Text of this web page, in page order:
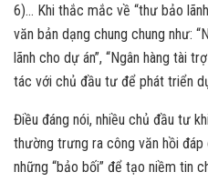
6)… Khi thắc mắc về “thư bảo
văn bản dạng chung chung như:
lãnh cho dự án”, “Ngân hàng tài
tác với chủ đầu tư để phát triển
Điều đáng nói, nhiều chủ đầu tư
thường trưng ra công văn hồi
những “bảo bối” để tạo niềm tin